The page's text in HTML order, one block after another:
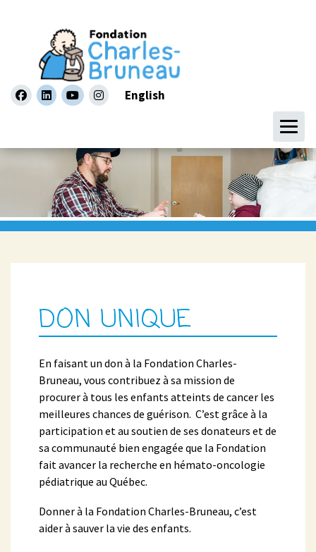
facebooklinkedinyoutubeinstagramEnglish
DON UNIQUE
En faisant un don à la Fondation Charles-
Bruneau, vous contribuez à sa mission de
procurer à tous les enfants atteints de cancer les
meilleures chances de guérison. C’est grâce à la
participation et au soutien de ses donateurs et de
sa communauté bien engagée que la Fondation
fait avancer la recherche en hémato-oncologie
pédiatrique au Québec.
Donner à la Fondation Charles-Bruneau, c’est
aider à sauver la vie des enfants.